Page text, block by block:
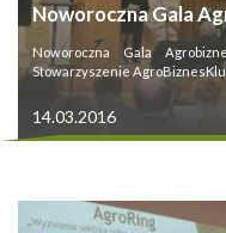
Noworoczna Gala
Noworoczna Gala
Stowarzyszenie
14.03.2016